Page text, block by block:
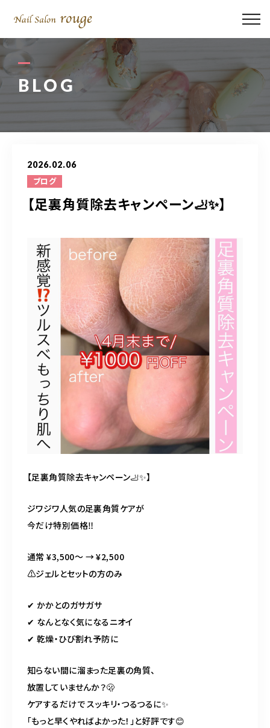
BLOG
2026.02.06
ブログ
【足裏角質除去キャンペーン🦶✨】
【足裏角質除去キャンペーン🦶✨】
ジワジワ人気の足裏角質ケアが
今だけ特別価格‼️
通常 ¥3,500〜 → ¥2,500
⚠️ジェルとセットの方のみ
✔ かかとのガサガサ
✔ なんとなく気になるニオイ
✔ 乾燥・ひび割れ予防に
知らない間に溜まった足裏の角質、
放置していませんか？🫢
ケアするだけで スッキリ・つるつるに✨
「もっと早くやればよかった！」と好評です😊
ABOUT US
MENU
GALLERY
ACCESS
090-9440-2224
営業時間 【平日】11:00-21:00
【土日祝】10:30-18:00
ご予約はこちら